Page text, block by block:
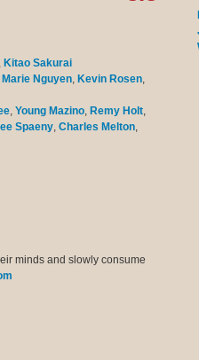
, Kitao Sakurai
Marie Nguyen, Kevin Rosen,
, Young Mazino, Remy Holt,
Spaeny, Charles Melton,
minds and slowly consume